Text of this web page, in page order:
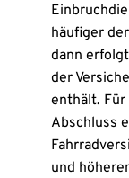
häufiger
dann
der
enthält. Für
Abschluss
und